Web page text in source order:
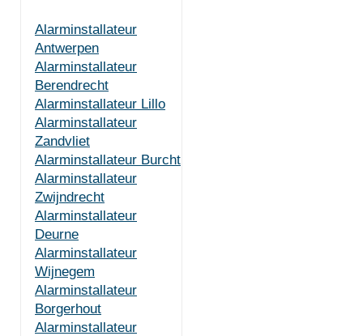
Alarminstallateur
Antwerpen
Alarminstallateur
Berendrecht
Alarminstallateur Lillo
Alarminstallateur
Zandvliet
Alarminstallateur Burcht
Alarminstallateur
Zwijndrecht
Alarminstallateur
Deurne
Alarminstallateur
Wijnegem
Alarminstallateur
Borgerhout
Alarminstallateur